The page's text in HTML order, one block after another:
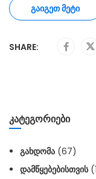
ᲒᲐᲘᲒᲔᲗ ᲛᲔᲢᲘ
SHARE:
ᲙᲐᲢᲔᲒᲝᲠᲘᲔᲑᲘ
ᲒᲐᲮᲓᲝᲛᲐ (67)
ᲓᲐᲛᲬᲧᲔᲑᲔᲑᲘᲡᲗᲕᲘᲡ